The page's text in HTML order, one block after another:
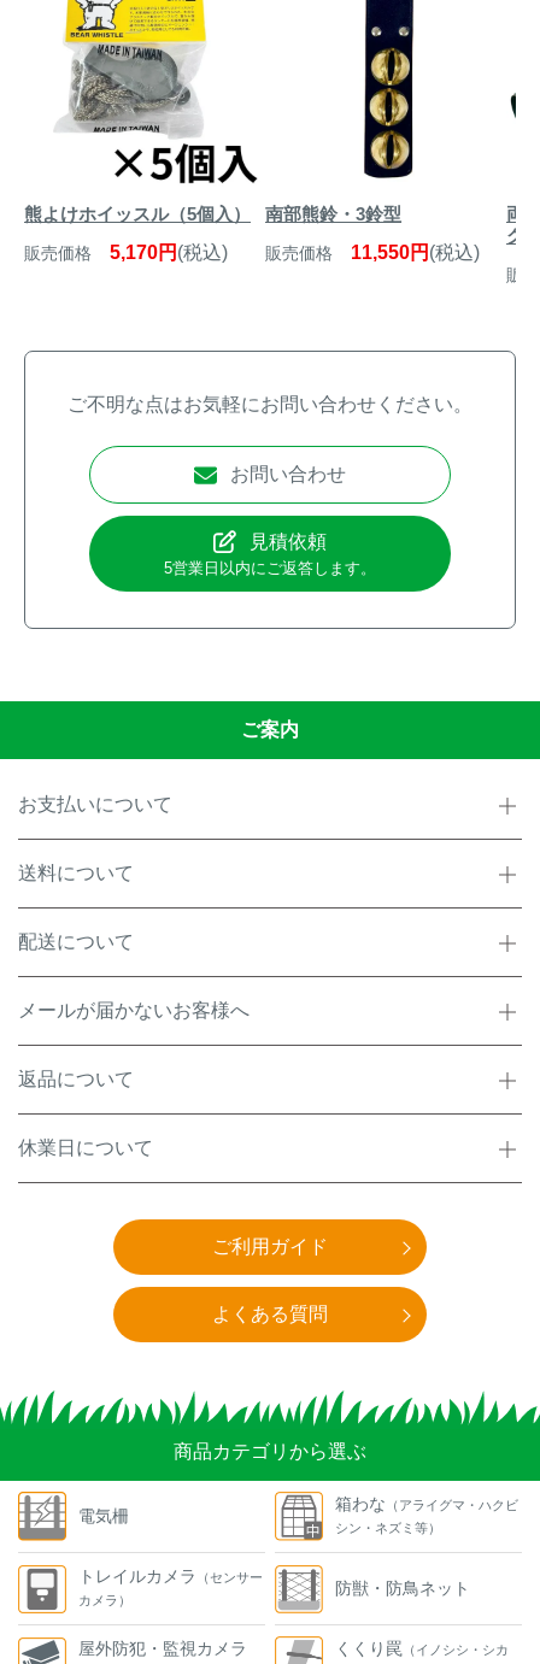
熊よけホイッスル（5個入）
販売価格 5,170円 (税込)
南部熊鈴・3鈴型
販売価格 11,550円 (税込)
両
グ
販
ご不明な点はお気軽にお問い合わせください。
お問い合わせ
見積依頼
5営業日以内にご返答します。
ご案内
お支払いについて
送料について
配送について
メールが届かないお客様へ
返品について
休業日について
ご利用ガイド
よくある質問
商品カテゴリから選ぶ
電気柵
トレイルカメラ
（センサー
カメラ）
屋外防犯・監視カメラ
箱わな （アライグマ・ハクビ
シン・ネズミ等）
防獣・防鳥ネット
くくり罠 （イノシシ・シカ